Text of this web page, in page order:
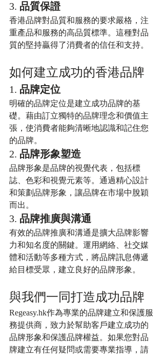
3. 品質保證
香港品牌對品質和服務的要求嚴格，注
重產品和服務的高品質標準。這種對品
質的堅持贏得了消費者的信任和支持。
如何建立成功的香港品牌
1. 品牌定位
明確的品牌定位是建立成功品牌的基
礎。藉由訂立獨特的品牌理念和價值主
張，使消費者能夠清晰地認識和記住您
的品牌。
2. 品牌形象塑造
品牌形象是品牌的視覺代表，包括標
誌、色彩和視覺元素等。通過精心設計
和策劃品牌形象，讓品牌在市場中脫穎
而出。
3. 品牌推廣與溝通
有效的品牌推廣和溝通是擴大品牌影響
力和知名度的關鍵。運用網絡、社交媒
體和活動等多種方式，將品牌訊息傳遞
給目標受眾，建立良好的品牌形象。
與我們一同打造成功品牌
Regeasy.hk作為專業的品牌建立和保護服
務提供商，致力於幫助客戶建立成功的
品牌形象和保護品牌權益。如果您對品
牌建立有任何疑問或需要專業指導，請